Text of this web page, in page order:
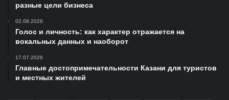
разные цели бизнеса
02.08.2026
Голос и личность: как характер отражается на
вокальных данных и наоборот
17.07.2026
Главные достопримечательности Казани для туристов
и местных жителей